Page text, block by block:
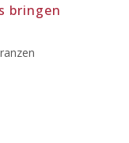
bringen